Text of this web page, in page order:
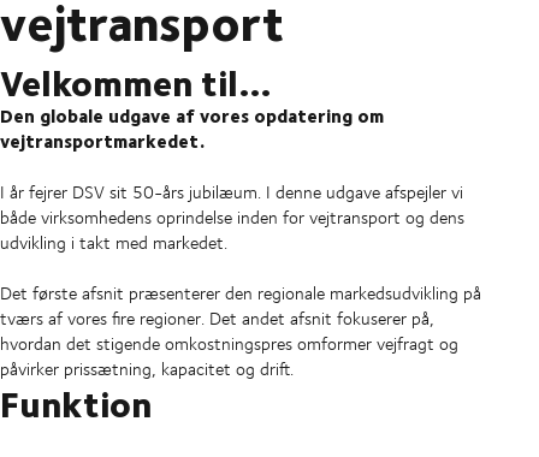
vejtransport
Velkommen til…
Den globale udgave af vores opdatering om
vejtransportmarkedet.
I år fejrer DSV sit 50-års jubilæum. I denne udgave afspejler vi
både virksomhedens oprindelse inden for vejtransport og dens
udvikling i takt med markedet.
Det første afsnit præsenterer den regionale markedsudvikling på
tværs af vores fire regioner. Det andet afsnit fokuserer på,
hvordan det stigende omkostningspres omformer vejfragt og
påvirker prissætning, kapacitet og drift.
Funktion